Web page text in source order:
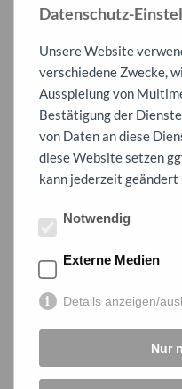
Workshop Musik
Spielzeugkisten
Gutscheine für Bücher
Zuschüsse zu
Schwimmkurs für die
Kletterwand in der
Datenschutz-
Unsere Website
verschiedene Zwecke,
Ausspielung von
Bestätigung der
von Daten an diese
diese Website setzen
kann jederzeit
Notwendig
Externe Medien
Details anzeigen/
Nur